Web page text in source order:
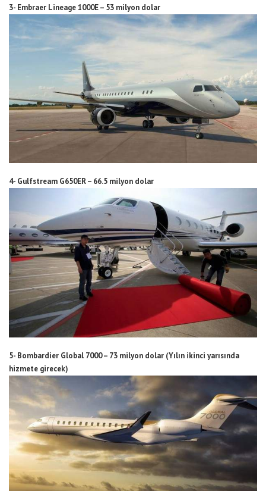
3- Embraer Lineage 1000E – 53 milyon dolar
4- Gulfstream G650ER – 66.5 milyon dolar
5- Bombardier Global 7000 – 73 milyon dolar (Yılın ikinci yarısında
hizmete girecek)